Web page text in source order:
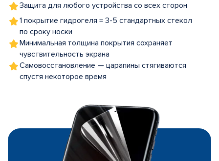
Защита для любого устройства со всех сторон
1 покрытие гидрогеля = 3-5 стандартных стекол
по сроку носки
Минимальная толщина покрытия сохраняет
чувствительность экрана
Самовосстановление — царапины стягиваются
спустя некоторое время